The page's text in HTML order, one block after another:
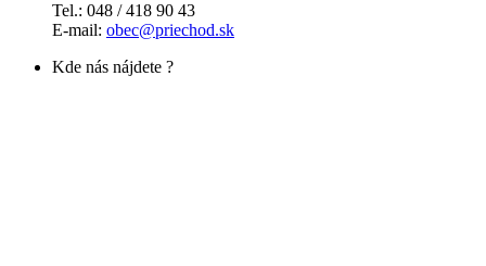
Tel.: 048 / 418 90 43
E-mail: obec@priechod.sk
Kde nás nájdete ?